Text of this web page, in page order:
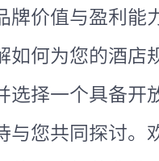
牌价值与盈利能
如何为您的酒店
选择一个具备开
与您共同探讨。